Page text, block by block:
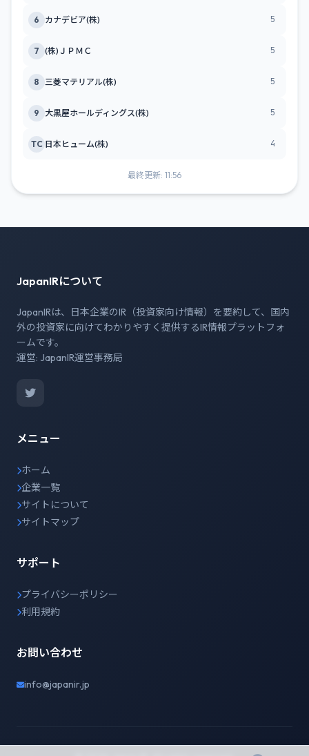
6 カナデビア(株) 5
7 (株)ＪＰＭＣ 5
8 三菱マテリアル(株) 5
9 大黒屋ホールディングス(株) 5
TC 日本ヒューム(株) 4
最終更新: 11:56
JapanIRについて
JapanIRは、日本企業のIR（投資家向け情報）を要約して、国内
外の投資家に向けてわかりやすく提供するIR情報プラットフォ
ームです。
運営: JapanIR運営事務局
メニュー
ホーム
企業一覧
サイトについて
サイトマップ
サポート
プライバシーポリシー
利用規約
お問い合わせ
info@japanir.jp